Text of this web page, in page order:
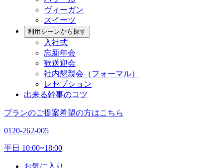
ヴィーガン
スイーツ
利用シーンから探す
入社式
忘新年会
歓送迎会
社内懇親会（フォーマル）
レセプション
出来る幹事のコツ
プランのご提案希望の方はこちら
0120-262-005
平日 10:00~18:00
お気に入り